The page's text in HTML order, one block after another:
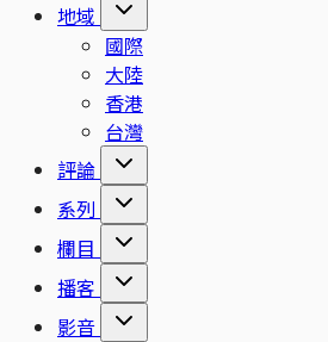
地域
國際
大陸
香港
台灣
評論
系列
欄目
播客
影音